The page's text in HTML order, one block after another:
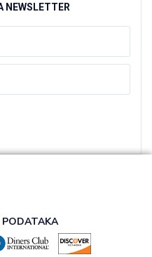
NEWSLETTER
PODATAKA